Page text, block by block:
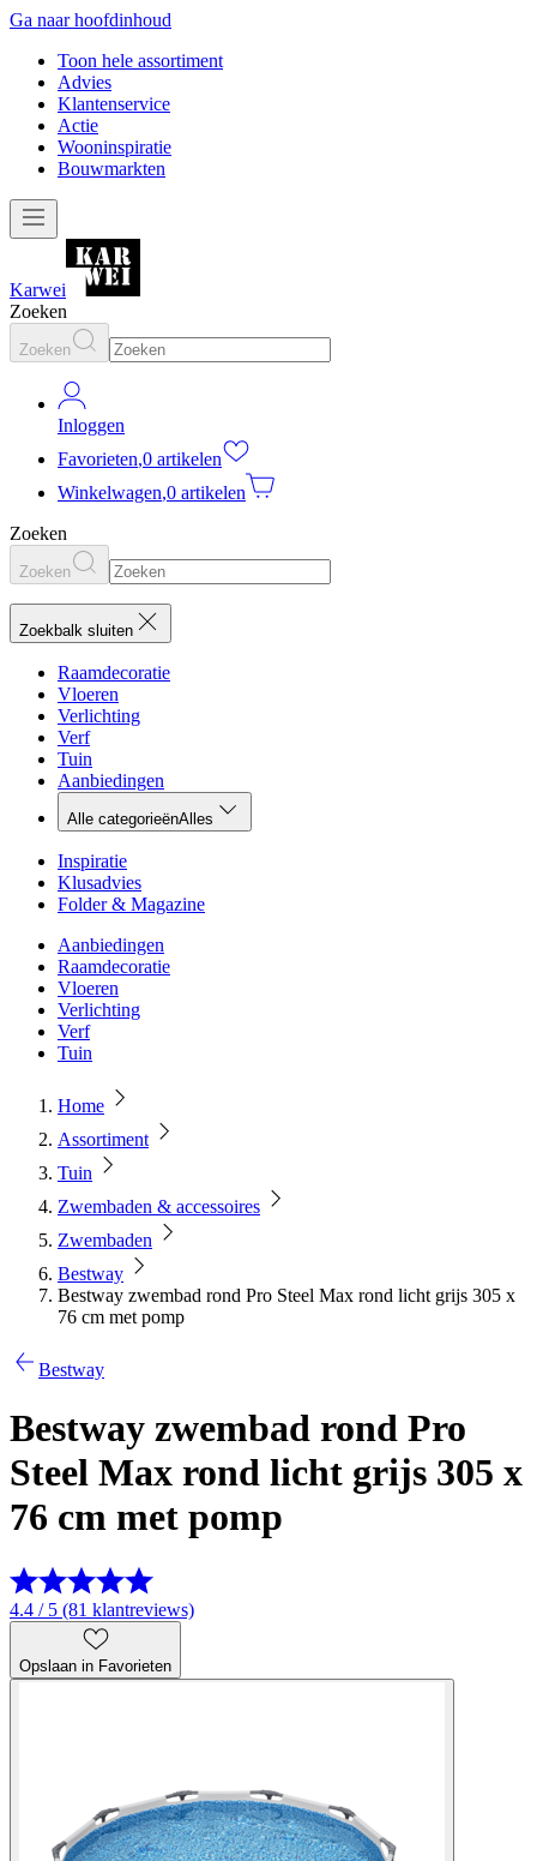
Ga naar hoofdinhoud
Toon hele assortiment
Advies
Klantenservice
Actie
Wooninspiratie
Bouwmarkten
Karwei
Zoeken
Zoeken
Inloggen
Favorieten,0 artikelen
Winkelwagen,0 artikelen
Zoeken
Zoeken
Zoekbalk sluiten
Raamdecoratie
Vloeren
Verlichting
Verf
Tuin
Aanbiedingen
Alle categorieënAlles
Inspiratie
Klusadvies
Folder & Magazine
Aanbiedingen
Raamdecoratie
Vloeren
Verlichting
Verf
Tuin
Home
Assortiment
Tuin
Zwembaden & accessoires
Zwembaden
Bestway
Bestway zwembad rond Pro Steel Max rond licht grijs 305 x
76 cm met pomp
Bestway
Bestway zwembad rond Pro
Steel Max rond licht grijs 305 x
76 cm met pomp
4.4 / 5 (81 klantreviews)
Opslaan in Favorieten